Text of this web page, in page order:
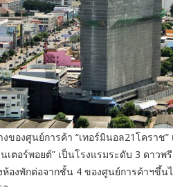
ของศูนย์การค้า “เทอร์มินอล21โคราช
เตอร์พอยต์” เป็นโรงแรมระดับ 3 ดาว
องพักต่อจากชั้น 4 ของศูนย์การค้าฯขึ้